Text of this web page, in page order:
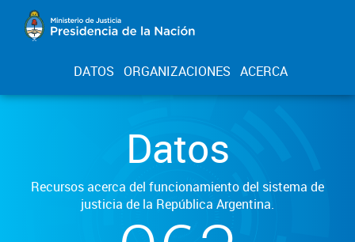
DATOS ORGANIZACIONES ACERCA
Datos
Recursos acerca del funcionamiento del sistema de
justicia de la República Argentina.